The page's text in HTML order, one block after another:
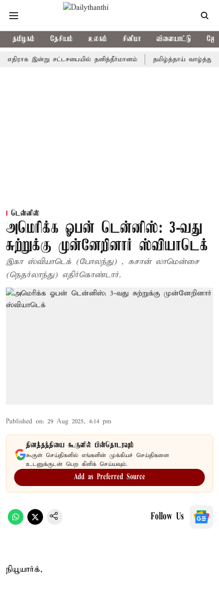
தமிழகம் தேசியம் உலகம் சினிமா விளையாட்டு
இன்று சட்டசபையில் தனித்தீர்மானம் தமிழ்த்தாய் வாழ்த்து
டென்னிஸ்
அமெரிக்க ஓபன் டென்னிஸ்: 3-வது
சுற்றுக்கு முன்னேறினார் ஸ்வியாடெக்
இகா ஸ்வியாடெக் (போலந்து) , சுசான் லாமென்சை
(நெதர்லாந்து) எதிர்கொண்டார்.
Published on: 29 Aug 2025, 4:14 pm
தினத்தந்தியை கூகுளில் பின்தொடரவும்
கூகுள் செய்திகளில் எங்களின் முக்கியச் செய்திகளை
உடனுக்குடன் பெற கிளிக் செய்யவும்.
Add as Preferred Source
Follow Us
நியூயார்க்,